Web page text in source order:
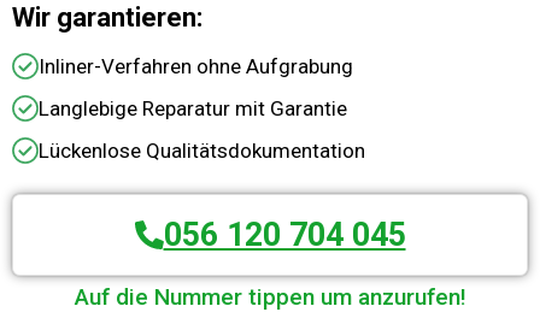
Wir garantieren:
Inliner-Verfahren ohne Aufgrabung
Langlebige Reparatur mit Garantie
Lückenlose Qualitätsdokumentation
056 120 704 045
Auf die Nummer tippen um anzurufen!